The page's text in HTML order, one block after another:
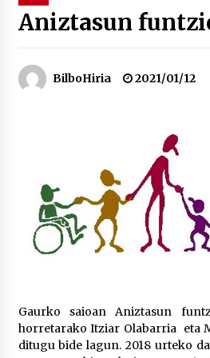
2026/07/16
Tuba eta
Kontserbatorioan
2026/07/16
Gaur abitua da
2026/07/09
Aniztasun
BilboHiria 2021/01/12
Gaurko saioan Aniztasun
horretarako Itziar Olabarria eta
ditugu bide lagun. 2018 urteko